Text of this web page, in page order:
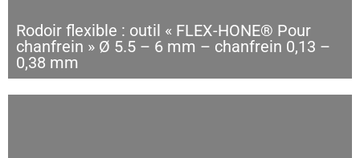
Rodoir flexible : outil « FLEX-HONE® Pour
chanfrein » Ø 5.5 – 6 mm – chanfrein 0,13 –
0,38 mm